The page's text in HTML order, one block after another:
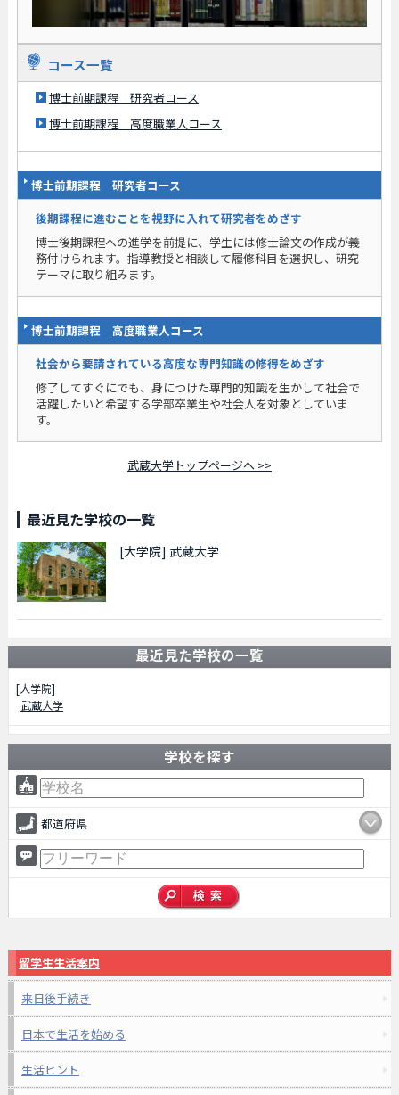
コース一覧
博士前期課程 研究者コース
博士前期課程 高度職業人コース
博士前期課程 研究者コース
後期課程に進むことを視野に入れて研究者をめざす
博士後期課程への進学を前提に、学生には修士論文の作成が義
務付けられます。指導教授と相談して履修科目を選択し、研究
テーマに取り組みます。
博士前期課程 高度職業人コース
社会から要請されている高度な専門知識の修得をめざす
修了してすぐにでも、身につけた専門的知識を生かして社会で
活躍したいと希望する学部卒業生や社会人を対象としていま
す。
武蔵大学トップページへ >>
最近見た学校の一覧
[大学院] 武蔵大学
最近見た学校の一覧
[大学院]
武蔵大学
学校を探す
都道府県
留学生生活案内
来日後手続き
日本で生活を始める
生活ヒント